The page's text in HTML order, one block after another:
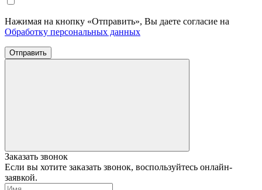
Нажимая на кнопку «Отправить», Вы даете согласие на
Обработку персональных данных
Отправить
Заказать звонок
Если вы хотите заказать звонок, воспользуйтесь онлайн-
заявкой.